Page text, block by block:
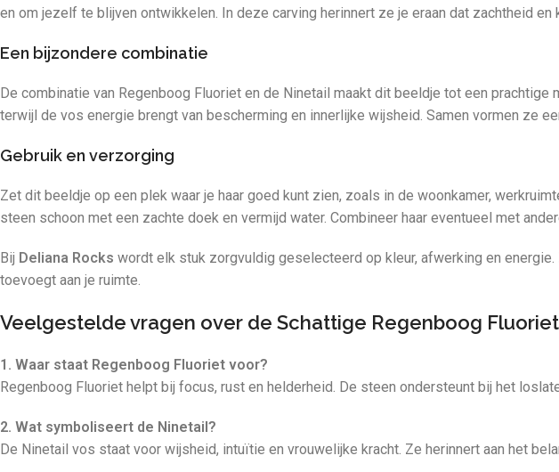
en om jezelf te blijven ontwikkelen. In deze carving herinnert ze je eraan dat zachtheid en
Een bijzondere combinatie
De combinatie van Regenboog Fluoriet en de Ninetail maakt dit beeldje tot een
terwijl de vos energie brengt van bescherming en innerlijke wijsheid. Samen vormen ze
Gebruik en verzorging
Zet dit beeldje op een plek waar je haar goed kunt zien, zoals in de woonkamer,
steen schoon met een zachte doek en vermijd water. Combineer haar eventueel met
Bij Deliana Rocks wordt elk stuk zorgvuldig geselecteerd op kleur, afwerking en
toevoegt aan je ruimte.
Veelgestelde vragen over de Schattige Regenboog
1. Waar staat Regenboog Fluoriet voor?
Regenboog Fluoriet helpt bij focus, rust en helderheid. De steen ondersteunt bij het
2. Wat symboliseert de Ninetail?
De Ninetail vos staat voor wijsheid, intuïtie en vrouwelijke kracht. Ze herinnert aan het